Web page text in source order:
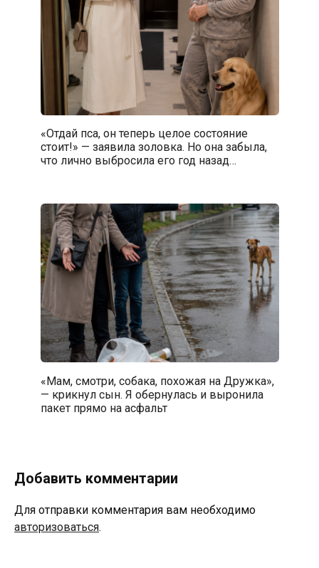
«Отдай пса, он теперь целое состояние
стоит!» — заявила золовка. Но она забыла,
что лично выбросила его год назад…
«Мам, смотри, собака, похожая на Дружка»,
— крикнул сын. Я обернулась и выронила
пакет прямо на асфальт
Добавить комментарии
Для отправки комментария вам необходимо
авторизоваться.